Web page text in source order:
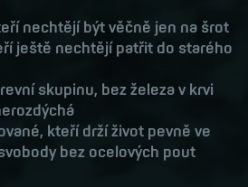
nechtějí být věčně jen na šrot
ještě nechtějí patřit do starého
skupinu, bez železa v krvi
kteří drží život pevně ve
bez ocelových pout